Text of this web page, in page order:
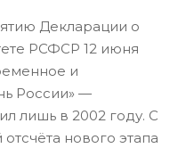
Декларации о
РСФСР 12 июня
и
России» —
лишь в 2002 году. С
отсчёта нового этапа